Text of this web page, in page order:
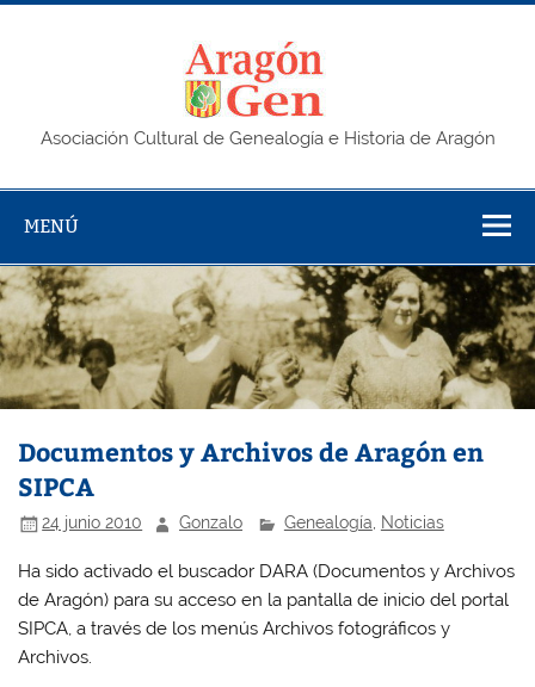
Saltar
Asociación Cultural de Genealogía e Historia de Aragón
MENÚ
Documentos y Archivos de Aragón en
SIPCA
24 junio 2010 Gonzalo Genealogía, Noticias
Ha sido activado el buscador DARA (Documentos y Archivos
de Aragón) para su acceso en la pantalla de inicio del portal
SIPCA, a través de los menús Archivos fotográficos y
Archivos.